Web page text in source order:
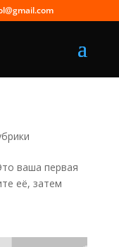
ваша первая
её, затем